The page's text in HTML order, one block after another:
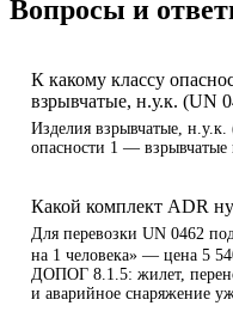
Вопросы и
К какому классу
взрывчатые, н.у.к. (UN
Изделия взрывчатые, н.у.к.
опасности 1 — взрывчатые
Какой комплект ADR
Для перевозки UN 0462
на 1 человека» — цена 5
ДОПОГ 8.1.5: жилет,
и аварийное снаряжение